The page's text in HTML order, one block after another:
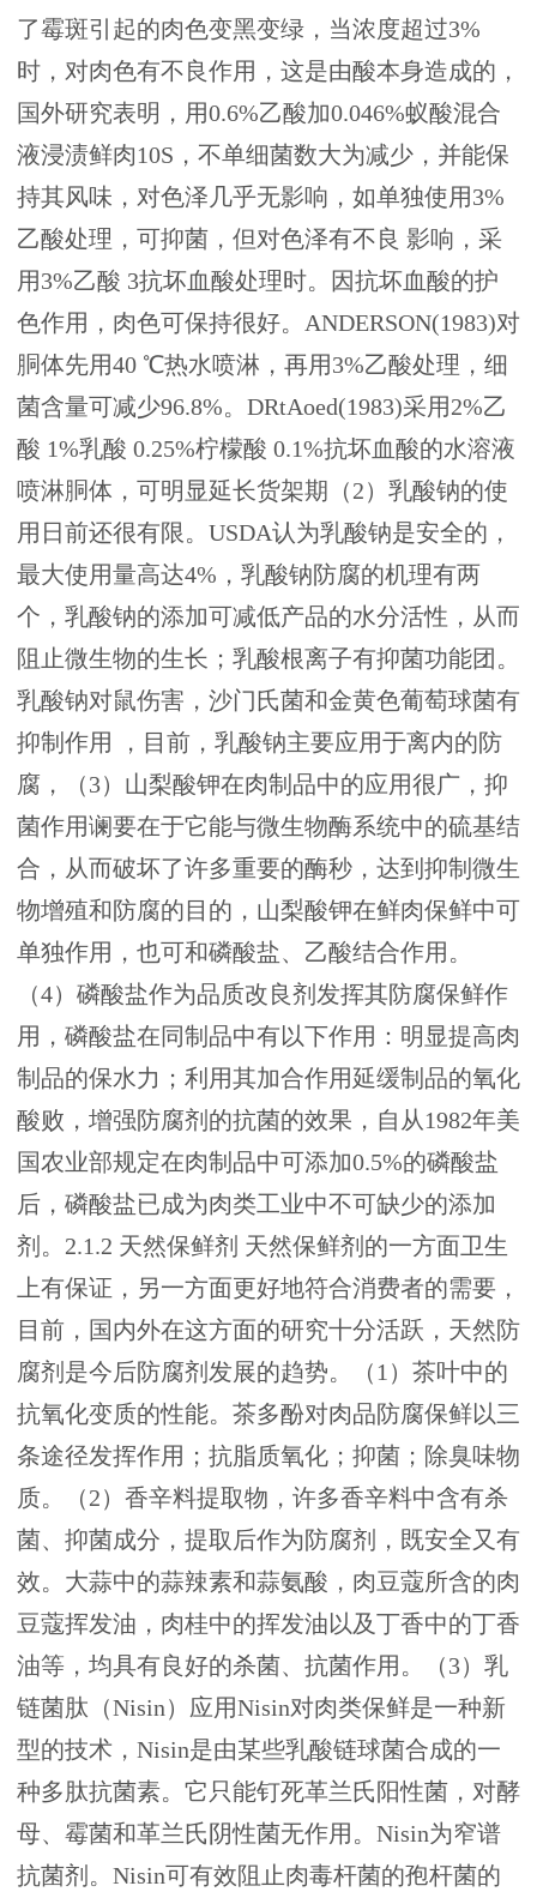
了霉斑引起的肉色变黑变绿，当浓度超过3%
时，对肉色有不良作用，这是由酸本身造成的，
国外研究表明，用0.6%乙酸加0.046%蚁酸混合
液浸渍鲜肉10S，不单细菌数大为减少，并能保
持其风味，对色泽几乎无影响，如单独使用3%
乙酸处理，可抑菌，但对色泽有不良 影响，采
用3%乙酸 3抗坏血酸处理时。因抗坏血酸的护
色作用，肉色可保持很好。ANDERSON(1983)对
胴体先用40 ℃热水喷淋，再用3%乙酸处理，细
菌含量可减少96.8%。DRtAoed(1983)采用2%乙
酸 1%乳酸 0.25%柠檬酸 0.1%抗坏血酸的水溶液
喷淋胴体，可明显延长货架期（2）乳酸钠的使
用日前还很有限。USDA认为乳酸钠是安全的，
最大使用量高达4%，乳酸钠防腐的机理有两
个，乳酸钠的添加可减低产品的水分活性，从而
阻止微生物的生长；乳酸根离子有抑菌功能团。
乳酸钠对鼠伤害，沙门氏菌和金黄色葡萄球菌有
抑制作用 ，目前，乳酸钠主要应用于离内的防
腐，（3）山梨酸钾在肉制品中的应用很广，抑
菌作用谰要在于它能与微生物酶系统中的硫基结
合，从而破坏了许多重要的酶秒，达到抑制微生
物增殖和防腐的目的，山梨酸钾在鲜肉保鲜中可
单独作用，也可和磷酸盐、乙酸结合作用。
（4）磷酸盐作为品质改良剂发挥其防腐保鲜作
用，磷酸盐在同制品中有以下作用：明显提高肉
制品的保水力；利用其加合作用延缓制品的氧化
酸败，增强防腐剂的抗菌的效果，自从1982年美
国农业部规定在肉制品中可添加0.5%的磷酸盐
后，磷酸盐已成为肉类工业中不可缺少的添加
剂。2.1.2 天然保鲜剂 天然保鲜剂的一方面卫生
上有保证，另一方面更好地符合消费者的需要，
目前，国内外在这方面的研究十分活跃，天然防
腐剂是今后防腐剂发展的趋势。（1）茶叶中的
抗氧化变质的性能。茶多酚对肉品防腐保鲜以三
条途径发挥作用；抗脂质氧化；抑菌；除臭味物
质。（2）香辛料提取物，许多香辛料中含有杀
菌、抑菌成分，提取后作为防腐剂，既安全又有
效。大蒜中的蒜辣素和蒜氨酸，肉豆蔻所含的肉
豆蔻挥发油，肉桂中的挥发油以及丁香中的丁香
油等，均具有良好的杀菌、抗菌作用。（3）乳
链菌肽（Nisin）应用Nisin对肉类保鲜是一种新
型的技术，Nisin是由某些乳酸链球菌合成的一
种多肽抗菌素。它只能钉死革兰氏阳性菌，对酵
母、霉菌和革兰氏阴性菌无作用。Nisin为窄谱
抗菌剂。Nisin可有效阻止肉毒杆菌的孢杆菌的